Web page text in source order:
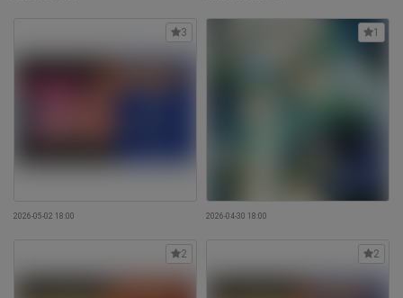
2026-05-02 18:00
3
2026-04-30 18:00
1
2 2